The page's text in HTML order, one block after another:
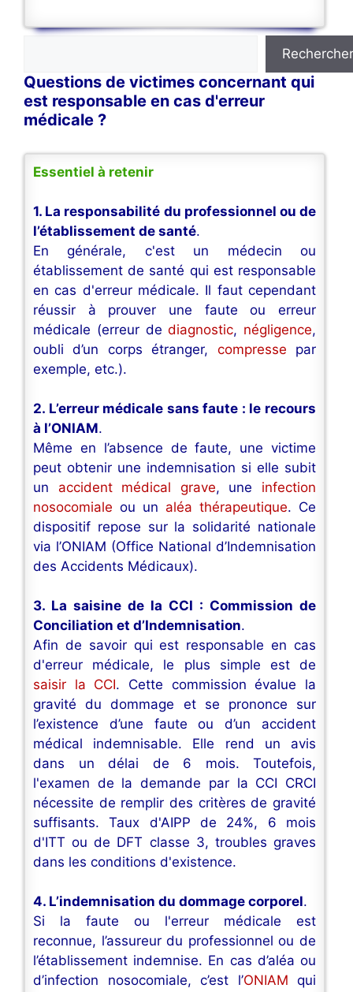
Rechercher
Questions de victimes concernant qui
est responsable en cas d'erreur
médicale ?
Essentiel à retenir
1. La responsabilité du professionnel ou de
l’établissement de santé.
En générale, c'est un médecin ou
établissement de santé qui est responsable
en cas d'erreur médicale. Il faut cependant
réussir à prouver une faute ou erreur
médicale (erreur dediagnostic, négligence,
oubli d’un corps étranger, compresse par
exemple, etc.).
2. L’erreur médicale sans faute : le recours
à l’ONIAM.
Même en l’absence de faute, une victime
peut obtenir une indemnisation si elle subit
un accident médical grave, une infection
nosocomiale ou un aléa thérapeutique. Ce
dispositif repose sur la solidarité nationale
via l’ONIAM (Office National d’Indemnisation
des Accidents Médicaux).
3. La saisine de la CCI : Commission de
Conciliation et d’Indemnisation.
Afin de savoir qui est responsable en cas
d'erreur médicale, le plus simple est de
saisir la CCI. Cette commission évalue la
gravité du dommage et se prononce sur
l’existence d’une faute ou d’un accident
médical indemnisable. Elle rend un avis
dans un délai de 6 mois. Toutefois,
l'examen de la demande par la CCI CRCI
nécessite de remplir des critères de gravité
suffisants. Taux d'AIPP de 24%, 6 mois
d'ITT ou de DFT classe 3, troubles graves
dans les conditions d'existence.
4. L’indemnisation du dommage corporel.
Si la faute ou l'erreur médicale est
reconnue, l’assureur du professionnel ou de
l’établissement indemnise. En cas d’aléa ou
d’infection nosocomiale, c’est l’ONIAM qui